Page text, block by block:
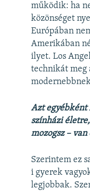
működik: ha
közönséget
Európában
Amerikában
ilyet. Los
technikát meg
Azt egyébként
színházi
mozogsz –
Szerintem ez
i gyerek
legjobbak.